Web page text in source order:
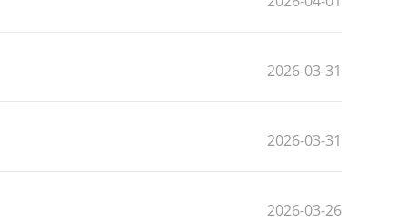
2026-03-31
2026-03-31
2026-03-26